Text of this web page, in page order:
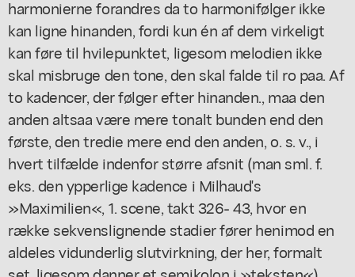
harmonierne forandres da to harmonifølger ikke
kan ligne hinanden, fordi kun én af dem virkeligt
kan føre til hvilepunktet, ligesom melodien ikke
skal misbruge den tone, den skal falde til ro paa. Af
to kadencer, der følger efter hinanden., maa den
anden altsaa være mere tonalt bunden end den
første, den tredie mere end den anden, o. s. v., i
hvert tilfælde indenfor større afsnit (man sml. f.
eks. den ypperlige kadence i Milhaud's
»Maximilien«, 1. scene, takt 326- 43, hvor en
række sekvenslignende stadier fører henimod en
aldeles vidunderlig slutvirkning, der her, formalt